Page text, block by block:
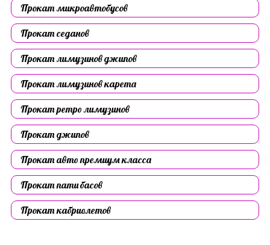
Прокат микроавтобусов
Прокат седанов
Прокат лимузинов джипов
Прокат лимузинов карета
Прокат ретро лимузинов
Прокат джипов
Прокат авто премиум класса
Прокат пати басов
Прокат кабриолетов